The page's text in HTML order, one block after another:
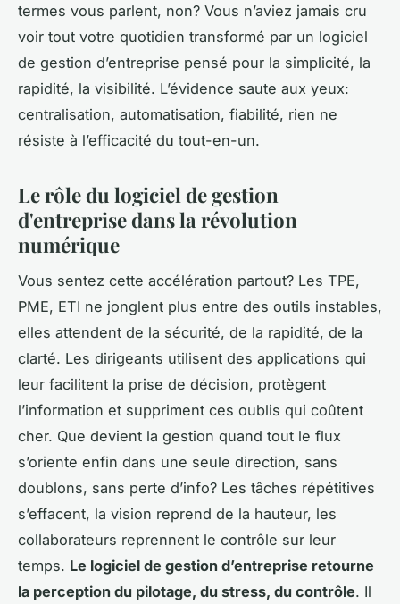
termes vous parlent, non? Vous n’aviez jamais cru
voir tout votre quotidien transformé par un logiciel
de gestion d’entreprise pensé pour la simplicité, la
rapidité, la visibilité. L’évidence saute aux yeux:
centralisation, automatisation, fiabilité, rien ne
résiste à l’efficacité du tout-en-un.
Le rôle du logiciel de gestion
d'entreprise dans la révolution
numérique
Vous sentez cette accélération partout? Les TPE,
PME, ETI ne jonglent plus entre des outils instables,
elles attendent de la sécurité, de la rapidité, de la
clarté. Les dirigeants utilisent des applications qui
leur facilitent la prise de décision, protègent
l’information et suppriment ces oublis qui coûtent
cher. Que devient la gestion quand tout le flux
s’oriente enfin dans une seule direction, sans
doublons, sans perte d’info? Les tâches répétitives
s’effacent, la vision reprend de la hauteur, les
collaborateurs reprennent le contrôle sur leur
temps. Le logiciel de gestion d’entreprise retourne
la perception du pilotage, du stress, du contrôle. Il